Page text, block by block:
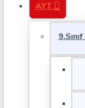
AYT
9.Sınıf